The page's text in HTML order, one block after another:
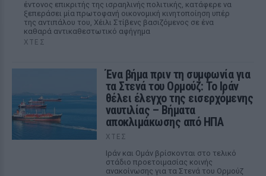
έντονος επικριτής της ισραηλινής πολιτικής, κατάφερε να
ξεπεράσει μία πρωτοφανή οικονομική κινητοποίηση υπέρ
της αντιπάλου του, Χέιλι Στίβενς βασιζόμενος σε ένα
καθαρά αντικαθεστωτικό αφήγημα
ΧΤΕΣ
Ένα βήμα πριν τη συμφωνία για
τα Στενά του Ορμούζ: Το Ιράν
θέλει έλεγχο της εισερχόμενης
ναυτιλίας – Βήματα
αποκλιμάκωσης από ΗΠΑ
ΧΤΕΣ
Ιράν και Ομάν βρίσκονται στο τελικό
στάδιο προετοιμασίας κοινής
ανακοίνωσης για τα Στενά του Ορμούζ